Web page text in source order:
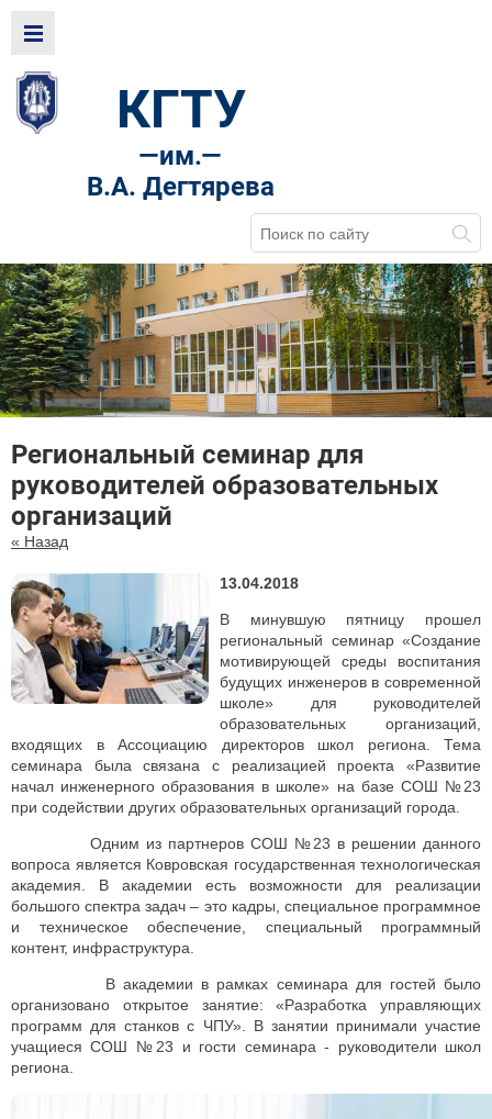
КГТУ
—им.—
В.А. Дегтярева
Региональный семинар для
руководителей образовательных
организаций
« Назад
13.04.2018
В минувшую пятницу прошел
региональный семинар «Создание
мотивирующей среды воспитания
будущих инженеров в современной
школе» для руководителей
образовательных организаций,
входящих в Ассоциацию директоров школ региона. Тема
семинара была связана с реализацией проекта «Развитие
начал инженерного образования в школе» на базе СОШ №23
при содействии других образовательных организаций города.
Одним из партнеров СОШ №23 в решении данного
вопроса является Ковровская государственная технологическая
академия. В академии есть возможности для реализации
большого спектра задач – это кадры, специальное программное
и техническое обеспечение, специальный программный
контент, инфраструктура.
В академии в рамках семинара для гостей было
организовано открытое занятие: «Разработка управляющих
программ для станков с ЧПУ». В занятии принимали участие
учащиеся СОШ №23 и гости семинара - руководители школ
региона.